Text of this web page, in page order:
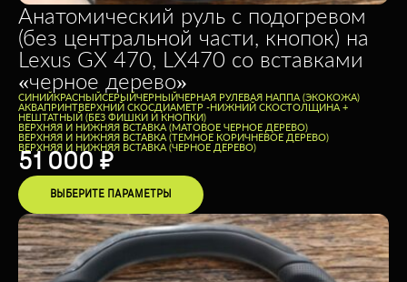
Анатомический руль с подогревом
(без центральной части, кнопок) на
Lexus GX 470, LX470 со вставками
«черное дерево»
CИНИЙКРАСНЫЙСЕРЫЙЧЕРНЫЙЧЕРНАЯ РУЛЕВАЯ НАППА (ЭКОКОЖА)
АКВАПРИНТВЕРХНИЙ СКОСДИАМЕТР -НИЖНИЙ СКОСТОЛЩИНА +
НЕШТАТНЫЙ (БЕЗ ФИШКИ И КНОПКИ)
ВЕРХНЯЯ И НИЖНЯЯ ВСТАВКА (МАТОВОЕ ЧЕРНОЕ ДЕРЕВО)
ВЕРХНЯЯ И НИЖНЯЯ ВСТАВКА (ТЕМНОЕ КОРИЧНЕВОЕ ДЕРЕВО)
ВЕРХНЯЯ И НИЖНЯЯ ВСТАВКА (ЧЕРНОЕ ДЕРЕВО)
51 000 ₽
ВЫБЕРИТЕ ПАРАМЕТРЫ